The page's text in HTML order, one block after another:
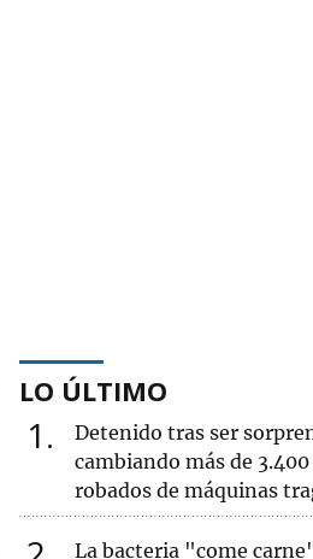
LO ÚLTIMO
1
Detenido tras ser
cambiando más de
robados de máquinas
La bacteria "come